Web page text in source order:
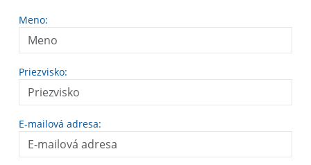
Meno:
Priezvisko:
E-mailová adresa: